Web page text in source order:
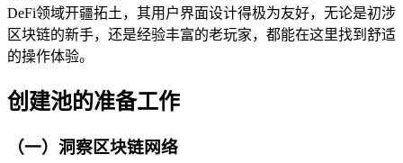
DeFi领域开疆拓土，其用户界面设计得极为友好，无论是初涉
区块链的新手，还是经验丰富的老玩家，都能在这里找到舒适
的操作体验。
创建池的准备工作
（一）洞察区块链网络